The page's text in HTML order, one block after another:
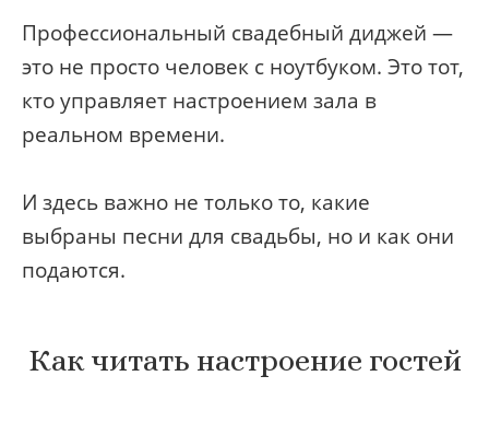
Профессиональный свадебный диджей —
это не просто человек с ноутбуком. Это тот,
кто управляет настроением зала в
реальном времени.
И здесь важно не только то, какие
выбраны песни для свадьбы, но и как они
подаются.
Как читать настроение гостей